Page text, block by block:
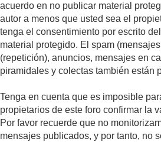
acuerdo en no publicar material
autor a menos que usted sea el
tenga el consentimiento por escrito
material protegido. El spam
(repetición), anuncios, mensajes en
piramidales y colectas también están
Tenga en cuenta que es imposible
propietarios de este foro confirmar la
Por favor recuerde que no
mensajes publicados, y por tanto, no